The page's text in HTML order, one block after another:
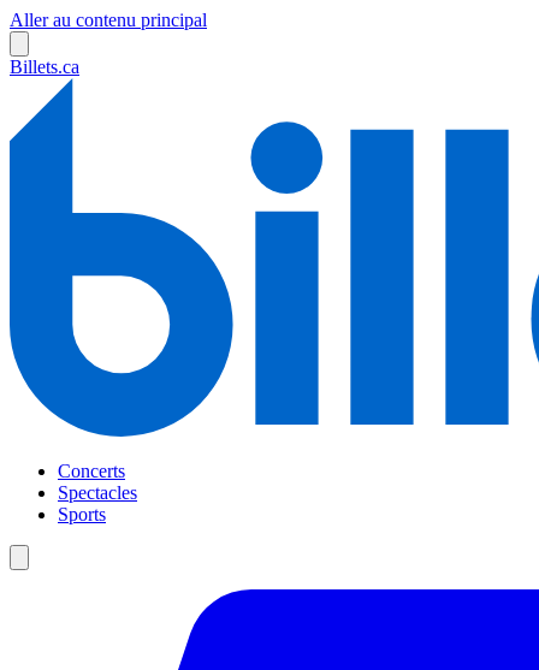
Aller au contenu principal
Billets.ca
Concerts
Spectacles
Sports